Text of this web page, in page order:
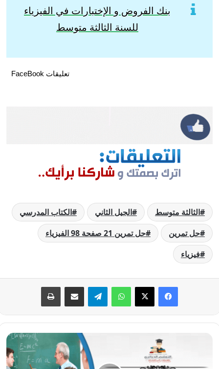
بنك الفروض و الإختبارات في الفيزياء
للسنة الثالثة متوسط
تعليقات FaceBook
الثالثة متوسط الجيل الثاني
الكتاب المدرسي
حل تمرين
حل تمرين 21 صفحة 98 الفيزياء
فيزياء
فيسبوك
‫X واتسابتيلقراممشاركة عبر البريد طباعة